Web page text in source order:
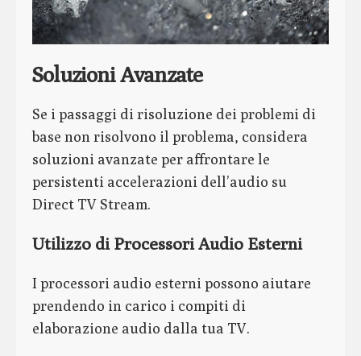
Soluzioni Avanzate
Se i passaggi di risoluzione dei problemi di
base non risolvono il problema, considera
soluzioni avanzate per affrontare le
persistenti accelerazioni dell’audio su
Direct TV Stream.
Utilizzo di Processori Audio Esterni
I processori audio esterni possono aiutare
prendendo in carico i compiti di
elaborazione audio dalla tua TV.